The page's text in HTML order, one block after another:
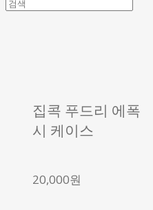
집콕 푸드리 에폭
시 케이스
20,000원